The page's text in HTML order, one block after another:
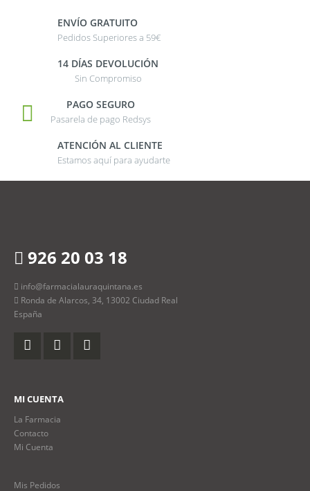
ENVÍO GRATUITO
Pedidos Superiores a 59€
14 DÍAS DEVOLUCIÓN
Sin Compromiso
PAGO SEGURO
Pasarela de pago Redsys
ATENCIÓN AL CLIENTE
Estamos aquí para ayudarte
926 20 03 18
info@farmacialauraquintana.es
Ronda de Alarcos, 34, 13002 Ciudad Real
España
MI CUENTA
La Farmacia
Contacto
Mi Cuenta
Mis Pedidos